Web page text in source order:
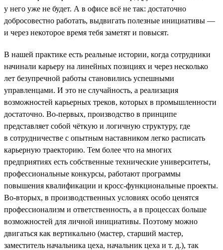
у него уже не будет. А в офисе всё не так: достаточно
добросовестно работать, выдвигать полезные инициативы —
и через некоторое время тебя заметят и повысят.
В нашей практике есть реальные истории, когда сотрудники
начинали карьеру на линейных позициях и через несколько
лет безупречной работы становились успешными
управленцами. И это не случайность, а реализация
возможностей карьерных треков, которых в промышленности
достаточно. Во-первых, производство в принципе
представляет собой чёткую и логичную структуру, где
в сотрудничестве с опытным наставником легко расписать
карьерную траекторию. Тем более что на многих
предприятиях есть собственные технические университеты,
профессиональные конкурсы, работают программы
повышения квалификации и кросс-функциональные проекты.
Во-вторых, в производственных условиях особо ценятся
профессионализм и ответственность, а в процессах больше
возможностей для личной инициативы. Поэтому можно
двигаться как вертикально (мастер, старший мастер,
заместитель начальника цеха, начальник цеха и т. д.), так